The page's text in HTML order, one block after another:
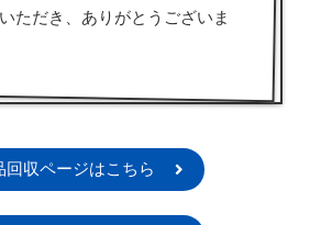
ただき、ありがとうございま
回収ページはこちら